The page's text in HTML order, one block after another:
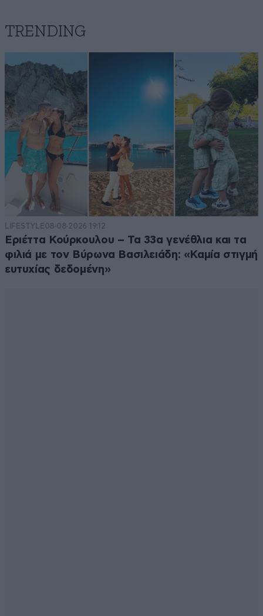
TRENDING
LIFESTYLE08·08·2026 19:12
Εριέττα Κούρκουλου – Τα 33α γενέθλια και τα
φιλιά με τον Βύρωνα Βασιλειάδη: «Καμία στιγμή
ευτυχίας δεδομένη»